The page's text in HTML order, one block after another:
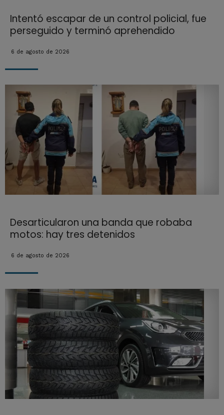
Intentó escapar de un control policial, fue
perseguido y terminó aprehendido
6 de agosto de 2026
Desarticularon una banda que robaba
motos: hay tres detenidos
6 de agosto de 2026